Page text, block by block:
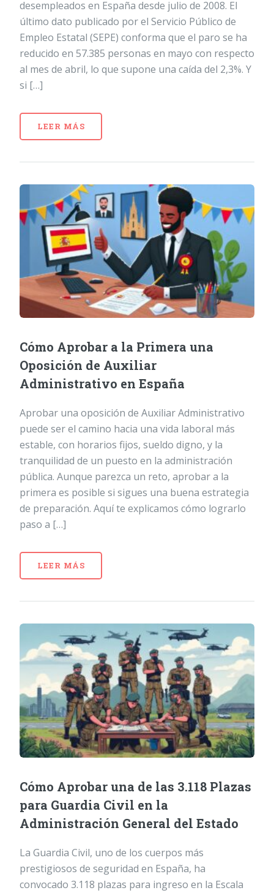
desempleados en España desde julio de 2008. El
último dato publicado por el Servicio Público de
Empleo Estatal (SEPE) conforma que el paro se ha
reducido en 57.385 personas en mayo con respecto
al mes de abril, lo que supone una caída del 2,3%. Y
si […]
LEER MÁS
Cómo Aprobar a la Primera una
Oposición de Auxiliar
Administrativo en España
Aprobar una oposición de Auxiliar Administrativo
puede ser el camino hacia una vida laboral más
estable, con horarios fijos, sueldo digno, y la
tranquilidad de un puesto en la administración
pública. Aunque parezca un reto, aprobar a la
primera es posible si sigues una buena estrategia
de preparación. Aquí te explicamos cómo lograrlo
paso a […]
LEER MÁS
Cómo Aprobar una de las 3.118 Plazas
para Guardia Civil en la
Administración General del Estado
La Guardia Civil, uno de los cuerpos más
prestigiosos de seguridad en España, ha
convocado 3.118 plazas para ingreso en la Escala